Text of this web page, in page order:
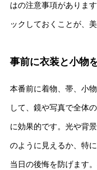
はの注意事項がありま
ックしておくことが、
事前に衣装と小物
本番前に着物、帯、小
して、鏡や写真で全体
に効果的です。光や背
のように見えるか、特
当日の後悔を防げます